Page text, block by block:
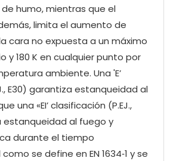
humo, mientras que el
limita el aumento de
cara no expuesta a un máximo
y 180 K en cualquier punto por
ambiente. Una 'E’
E30) garantiza estanqueidad al
una «EI’ clasificación (P.EJ.,
estanqueidad al fuego y
durante el tiempo
se define en EN 1634‑1 y se